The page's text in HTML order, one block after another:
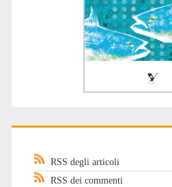
RSS degli articoli
RSS dei commenti